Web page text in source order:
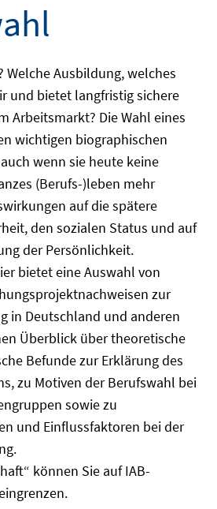
Welche Ausbildung, welches
und bietet langfristig sichere
Arbeitsmarkt? Die Wahl eines
wichtigen biographischen
wenn sie heute keine
(Berufs-)leben mehr
auf die spätere
den sozialen Status und auf
der Persönlichkeit.
bietet eine Auswahl von
zur
in Deutschland und anderen
Überblick über theoretische
Befunde zur Erklärung des
zu Motiven der Berufswahl bei
sowie zu
und Einflussfaktoren bei der
können Sie auf IAB-